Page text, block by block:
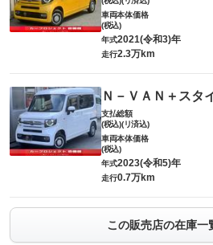
車両本体価格
(税込)
年式2021(令和3)年
走行2.3万km
Ｎ－ＶＡＮ＋スタ
支払総額
(税込)(リ済込)
車両本体価格
(税込)
年式2023(令和5)年
走行0.7万km
この販売店の在庫一